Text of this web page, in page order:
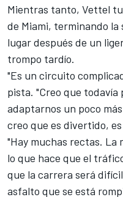
Mientras tanto, Vettel
de Miami, terminando la
lugar después de un
trompo tardío.
"Es un circuito
pista. "Creo que
adaptarnos un poco
creo que es divertido,
"Hay muchas rectas. La
lo que hace que el
que la carrera será
asfalto que se está